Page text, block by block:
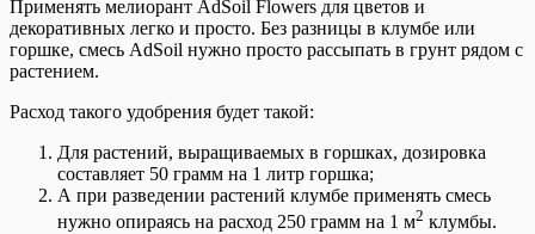
Применять мелиорант AdSoil Flowers для цветов и
декоративных легко и просто. Без разницы в клумбе или
горшке, смесь AdSoil нужно просто рассыпать в грунт рядом с
растением.
Расход такого удобрения будет такой:
Для растений, выращиваемых в горшках, дозировка
составляет 50 грамм на 1 литр горшка;
А при разведении растений клумбе применять смесь
нужно опираясь на расход 250 грамм на 1 м2 клумбы.